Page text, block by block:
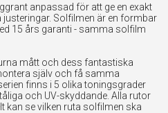
anpassad för att ge en exakt
Solfilmen är en formbar
15 års garanti - samma solfilm
mått och dess fantastiska
själv och få samma
finns i 5 olika toningsgrader
och UV-skyddande. Alla rutor
kan se vilken ruta solfilmen ska